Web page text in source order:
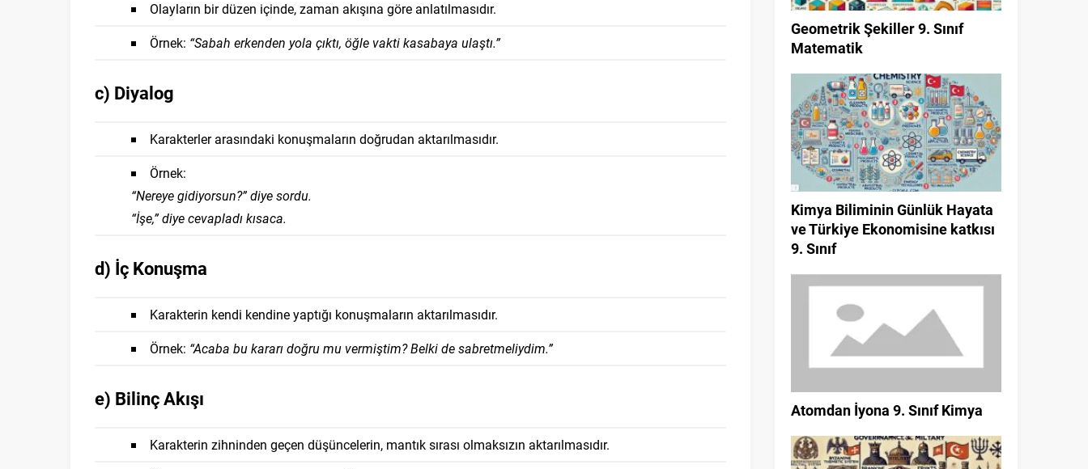
Olayların bir düzen içinde, zaman akışına göre anlatılmasıdır.
Örnek: “Sabah erkenden yola çıktı, öğle vakti kasabaya ulaştı.”
c) Diyalog
Karakterler arasındaki konuşmaların doğrudan aktarılmasıdır.
Örnek:
“Nereye gidiyorsun?” diye sordu.
“İşe,” diye cevapladı kısaca.
d) İç Konuşma
Karakterin kendi kendine yaptığı konuşmaların aktarılmasıdır.
Örnek: “Acaba bu kararı doğru mu vermiştim? Belki de sabretmeliydim.”
e) Bilinç Akışı
Karakterin zihninden geçen düşüncelerin, mantık sırası olmaksızın aktarılmasıdır.
Geometrik Şekiller 9. Sınıf
Matematik
Kimya Biliminin Günlük Hayata
ve Türkiye Ekonomisine katkısı
9. Sınıf
Atomdan İyona 9. Sınıf Kimya